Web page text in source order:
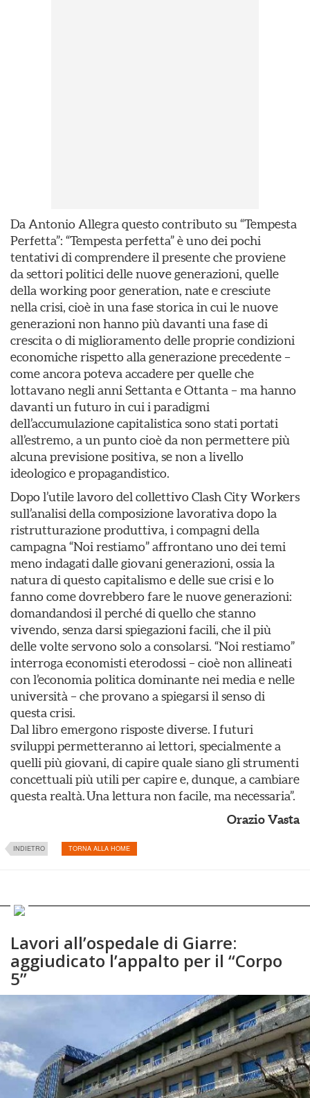
Da Antonio Allegra questo contributo su “Tempesta
Perfetta”: “Tempesta perfetta” è uno dei pochi
tentativi di comprendere il presente che proviene
da settori politici delle nuove generazioni, quelle
della working poor generation, nate e cresciute
nella crisi, cioè in una fase storica in cui le nuove
generazioni non hanno più davanti una fase di
crescita o di miglioramento delle proprie condizioni
economiche rispetto alla generazione precedente –
come ancora poteva accadere per quelle che
lottavano negli anni Settanta e Ottanta – ma hanno
davanti un futuro in cui i paradigmi
dell’accumulazione capitalistica sono stati portati
all’estremo, a un punto cioè da non permettere più
alcuna previsione positiva, se non a livello
ideologico e propagandistico.
Dopo l’utile lavoro del collettivo Clash City Workers
sull’analisi della composizione lavorativa dopo la
ristrutturazione produttiva, i compagni della
campagna “Noi restiamo” affrontano uno dei temi
meno indagati dalle giovani generazioni, ossia la
natura di questo capitalismo e delle sue crisi e lo
fanno come dovrebbero fare le nuove generazioni:
domandandosi il perché di quello che stanno
vivendo, senza darsi spiegazioni facili, che il più
delle volte servono solo a consolarsi. “Noi restiamo”
interroga economisti eterodossi – cioè non allineati
con l’economia politica dominante nei media e nelle
università – che provano a spiegarsi il senso di
questa crisi.
Dal libro emergono risposte diverse. I futuri
sviluppi permetteranno ai lettori, specialmente a
quelli più giovani, di capire quale siano gli strumenti
concettuali più utili per capire e, dunque, a cambiare
questa realtà. Una lettura non facile, ma necessaria”.
Orazio Vasta
INDIETRO TORNA ALLA HOME
Lavori all’ospedale di Giarre:
aggiudicato l’appalto per il “Corpo
5”